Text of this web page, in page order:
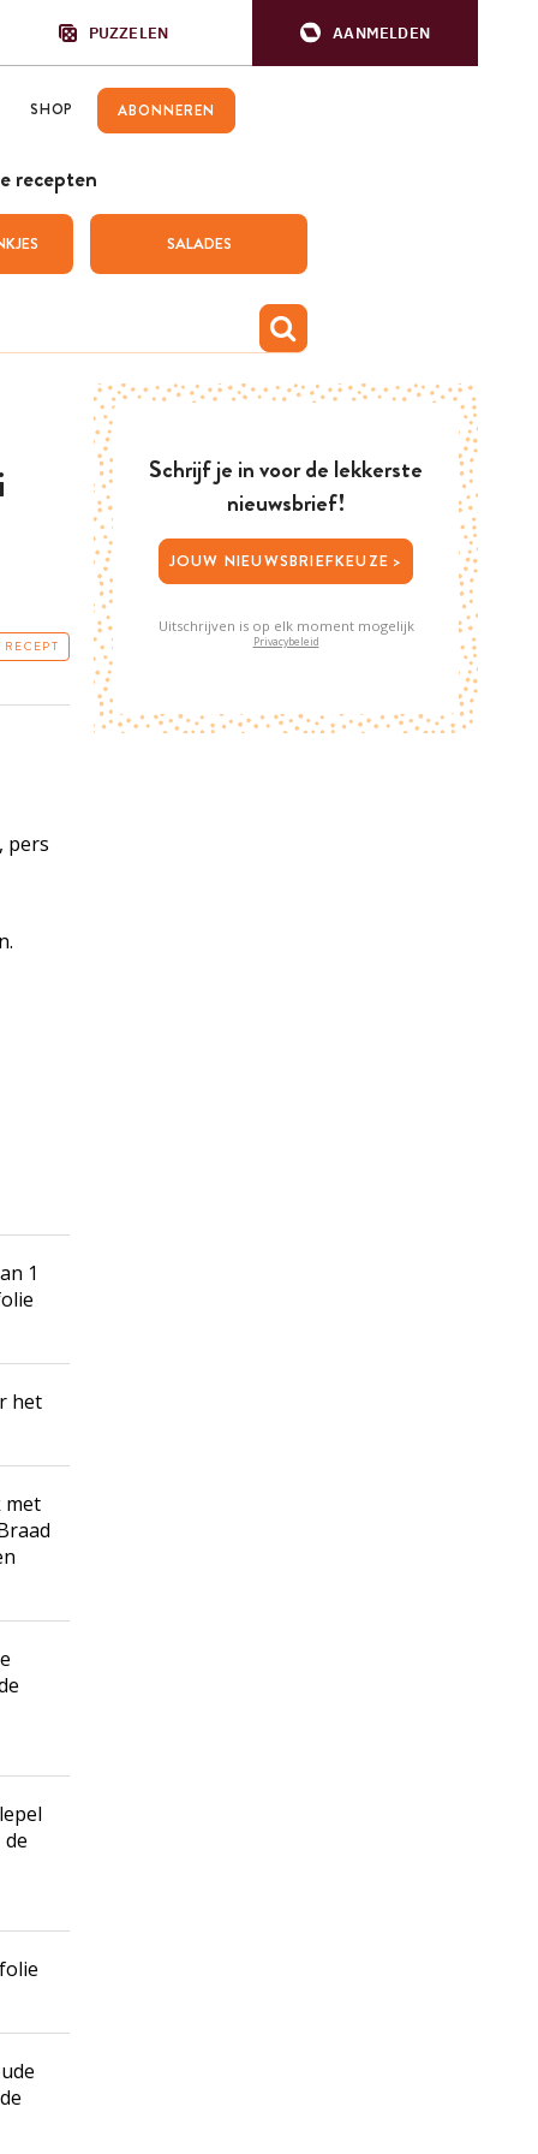
PUZZELEN AANMELDEN
SHOP ABONNEREN
recepten
SALADES
pers
1
het
met
Schrijf je in voor de lekkerste
nieuwsbrief!
JOUW NIEUWSBRIEFKEUZE >
Uitschrijven is op elk moment mogelijk
Privacybeleid